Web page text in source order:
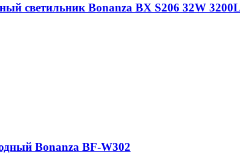
светильник Bonanza BX S206 32W
Bonanza BF-W302